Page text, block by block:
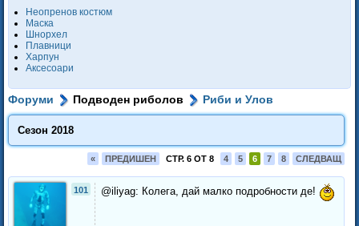
Неопренов костюм
Маска
Шнорхел
Плавници
Харпун
Аксесоари
Форуми Подводен риболов Риби и Улов
Сезон 2018
« ПРЕДИШЕН СТР. 6 ОТ 8 4 5 6 7 8 СЛЕДВАЩ
101 @iliyag: Колега, дай малко подробности де!